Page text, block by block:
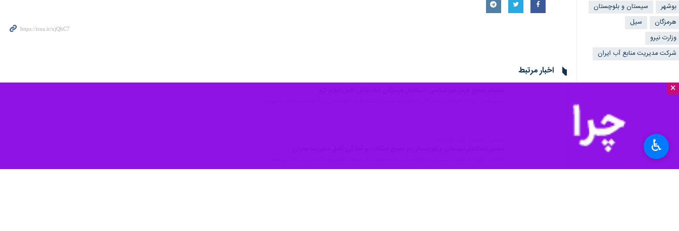
×
بوشهر
سیستان و بلوچستان
هرمزگان
سیل
وزارت نیرو
شرکت مدیریت منابع آب ایران
اخبار مرتبط
♿︎